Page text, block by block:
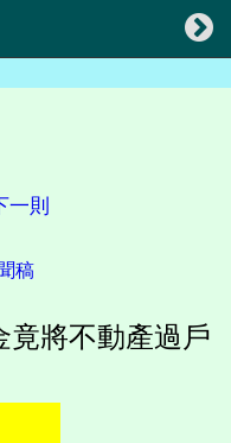
一則
稿
竟將不動產過戶